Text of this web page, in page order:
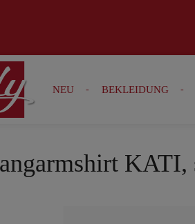
springen
NEU BEKLEIDUNG
KATI,